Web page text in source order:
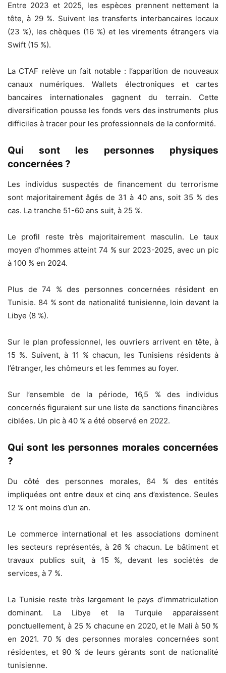
Entre 2023 et 2025, les espèces prennent nettement la
tête, à 29 %. Suivent les transferts interbancaires locaux
(23 %), les chèques (16 %) et les virements étrangers via
Swift (15 %).
La CTAF relève un fait notable : l’apparition de nouveaux
canaux numériques. Wallets électroniques et cartes
bancaires internationales gagnent du terrain. Cette
diversification pousse les fonds vers des instruments plus
difficiles à tracer pour les professionnels de la conformité.
Qui sont les personnes physiques
concernées ?
Les individus suspectés de financement du terrorisme
sont majoritairement âgés de 31 à 40 ans, soit 35 % des
cas. La tranche 51-60 ans suit, à 25 %.
Le profil reste très majoritairement masculin. Le taux
moyen d’hommes atteint 74 % sur 2023-2025, avec un pic
à 100 % en 2024.
Plus de 74 % des personnes concernées résident en
Tunisie. 84 % sont de nationalité tunisienne, loin devant la
Libye (8 %).
Sur le plan professionnel, les ouvriers arrivent en tête, à
15 %. Suivent, à 11 % chacun, les Tunisiens résidents à
l’étranger, les chômeurs et les femmes au foyer.
Sur l’ensemble de la période, 16,5 % des individus
concernés figuraient sur une liste de sanctions financières
ciblées. Un pic à 40 % a été observé en 2022.
Qui sont les personnes morales concernées
?
Du côté des personnes morales, 64 % des entités
impliquées ont entre deux et cinq ans d’existence. Seules
12 % ont moins d’un an.
Le commerce international et les associations dominent
les secteurs représentés, à 26 % chacun. Le bâtiment et
travaux publics suit, à 15 %, devant les sociétés de
services, à 7 %.
La Tunisie reste très largement le pays d’immatriculation
dominant. La Libye et la Turquie apparaissent
ponctuellement, à 25 % chacune en 2020, et le Mali à 50 %
en 2021. 70 % des personnes morales concernées sont
résidentes, et 90 % de leurs gérants sont de nationalité
tunisienne.